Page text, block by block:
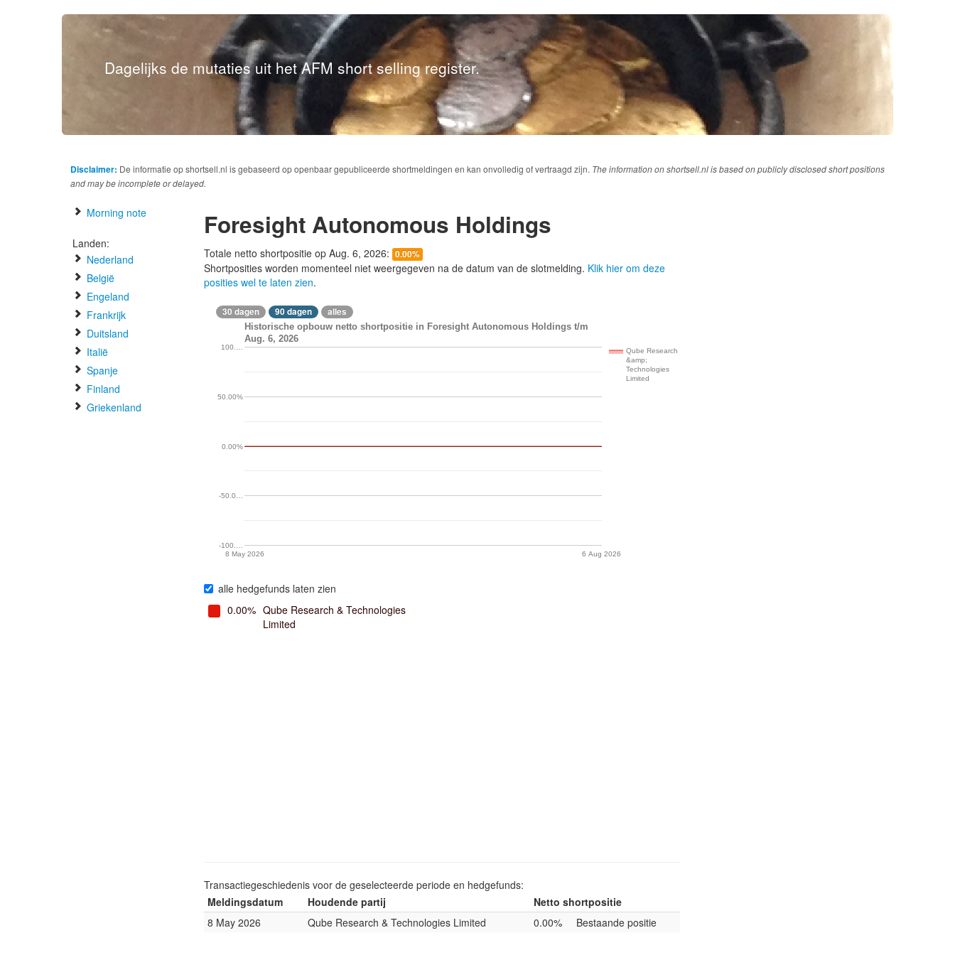
Dagelijks de mutaties uit het AFM short selling register.
Disclaimer: De informatie op shortsell.nl is gebaseerd op openbaar gepubliceerde shortmeldingen en kan onvolledig of vertraagd zijn. The information on shortsell.nl is based on publicly disclosed short positions
and may be incomplete or delayed.
Morning note
Landen:
Nederland
België
Engeland
Frankrijk
Duitsland
Italië
Spanje
Finland
Griekenland
Foresight Autonomous Holdings
Totale netto shortpositie op Aug. 6, 2026: 0.00%
Shortposities worden momenteel niet weergegeven na de datum van de slotmelding. Klik hier om deze
posities wel te laten zien.
30 dagen 90 dagen alles
Historische opbouw netto shortpositie in Foresight Autonomous Holdings t/m
Aug. 6, 2026
Qube Research
&amp;
Technologies
Limited
8 May 2026 6 Aug 2026
-100.…
-50.0…
0.00%
50.00%
100.…
alle hedgefunds laten zien
0.00% Qube Research & Technologies
Limited
Transactiegeschiedenis voor de geselecteerde periode en hedgefunds:
Meldingsdatum
Houdende partij
Netto shortpositie
8 May 2026
Qube Research & Technologies Limited 0.00% Bestaande positie